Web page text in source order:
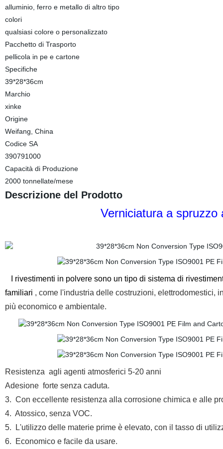
alluminio, ferro e metallo di altro tipo
colori
qualsiasi colore o personalizzato
Pacchetto di Trasporto
pellicola in pe e cartone
Specifiche
39*28*36cm
Marchio
xinke
Origine
Weifang, China
Codice SA
390791000
Capacità di Produzione
2000 tonnellate/mese
Descrizione del Prodotto
Verniciatura a spruzzo
I rivestimenti in polvere sono un tipo di sistema di
familiari , come l'industria delle costruzioni, elettrodomestici,
più economico e ambientale.
Resistenza agli agenti atmosferici 5-20 anni
Adesione forte senza caduta.
3. Con eccellente resistenza alla corrosione chimica e alle
4. Atossico, senza VOC.
5.
L'utilizzo delle materie prime è elevato, con il tasso di
6.
Economico e facile da usare.